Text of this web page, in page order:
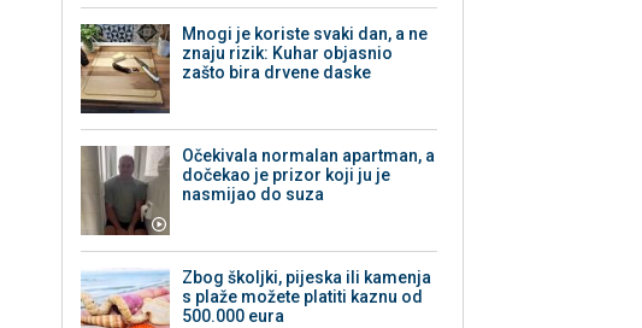
Mnogi je koriste svaki dan, a ne
znaju rizik: Kuhar objasnio
zašto bira drvene daske
Očekivala normalan apartman, a
dočekao je prizor koji ju je
nasmijao do suza
Zbog školjki, pijeska ili kamenja
s plaže možete platiti kaznu od
500.000 eura